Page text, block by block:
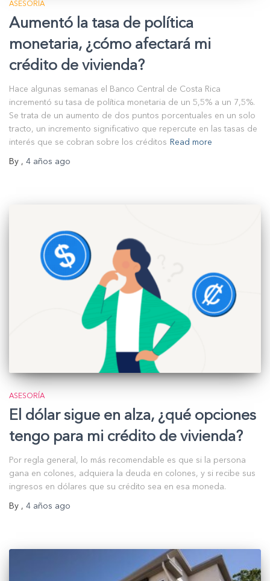
ASESORÍA
Aumentó la tasa de política
monetaria, ¿cómo afectará mi
crédito de vivienda?
Hace algunas semanas el Banco Central de Costa Rica
incrementó su tasa de política monetaria de un 5,5% a un 7,5%.
Se trata de un aumento de dos puntos porcentuales en un solo
tracto, un incremento significativo que repercute en las tasas de
interés que se cobran sobre los créditos Read more
By , 4 años ago
ASESORÍA
El dólar sigue en alza, ¿qué opciones
tengo para mi crédito de vivienda?
Por regla general, lo más recomendable es que si la persona
gana en colones, adquiera la deuda en colones, y si recibe sus
ingresos en dólares que su crédito sea en esa moneda.
By , 4 años ago